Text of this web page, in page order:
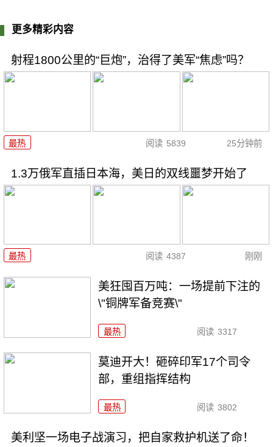
更多精彩内容
射程1800公里的“巨炮”，治得了美军“焦虑”吗？
最热 阅读 5839 25分钟前
1.3万俄军直插日本海，美日的双线噩梦开始了
最热 阅读 4387 刚刚
美狂囤百万吨：一场提前下注的
\"铜牌军备竞赛\"
最热 阅读 3317
莫迪开大！砸碎印军17个司令
部，重组指挥结构
最热 阅读 3802
美利坚一场电子战演习，把自家救护机送了命！